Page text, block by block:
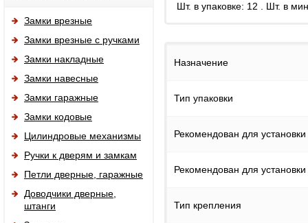
Замки врезные
Замки врезные с ручками
Замки накладные
Замки навесные
Замки гаражные
Замки кодовые
Цилиндровые механизмы
Ручки к дверям и замкам
Петли дверные, гаражные
Доводчики дверные,
штанги
Шт. в упаковке: 12 . Шт. в
Назначение
Тип упаковки
Рекомендован для
Рекомендован для
Тип крепления